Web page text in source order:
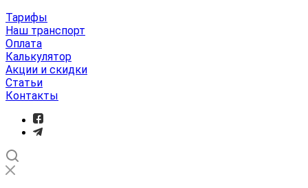
Тарифы
Наш транспорт
Оплата
Калькулятор
Акции и скидки
Статьи
Контакты